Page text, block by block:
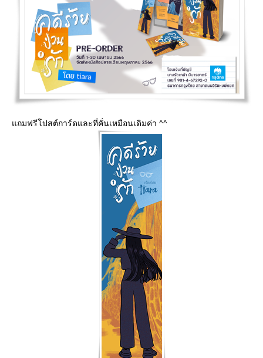
ถมฟรีโปสต์การ์ดและที่คั่นเหมือนเดิมค่า ^^